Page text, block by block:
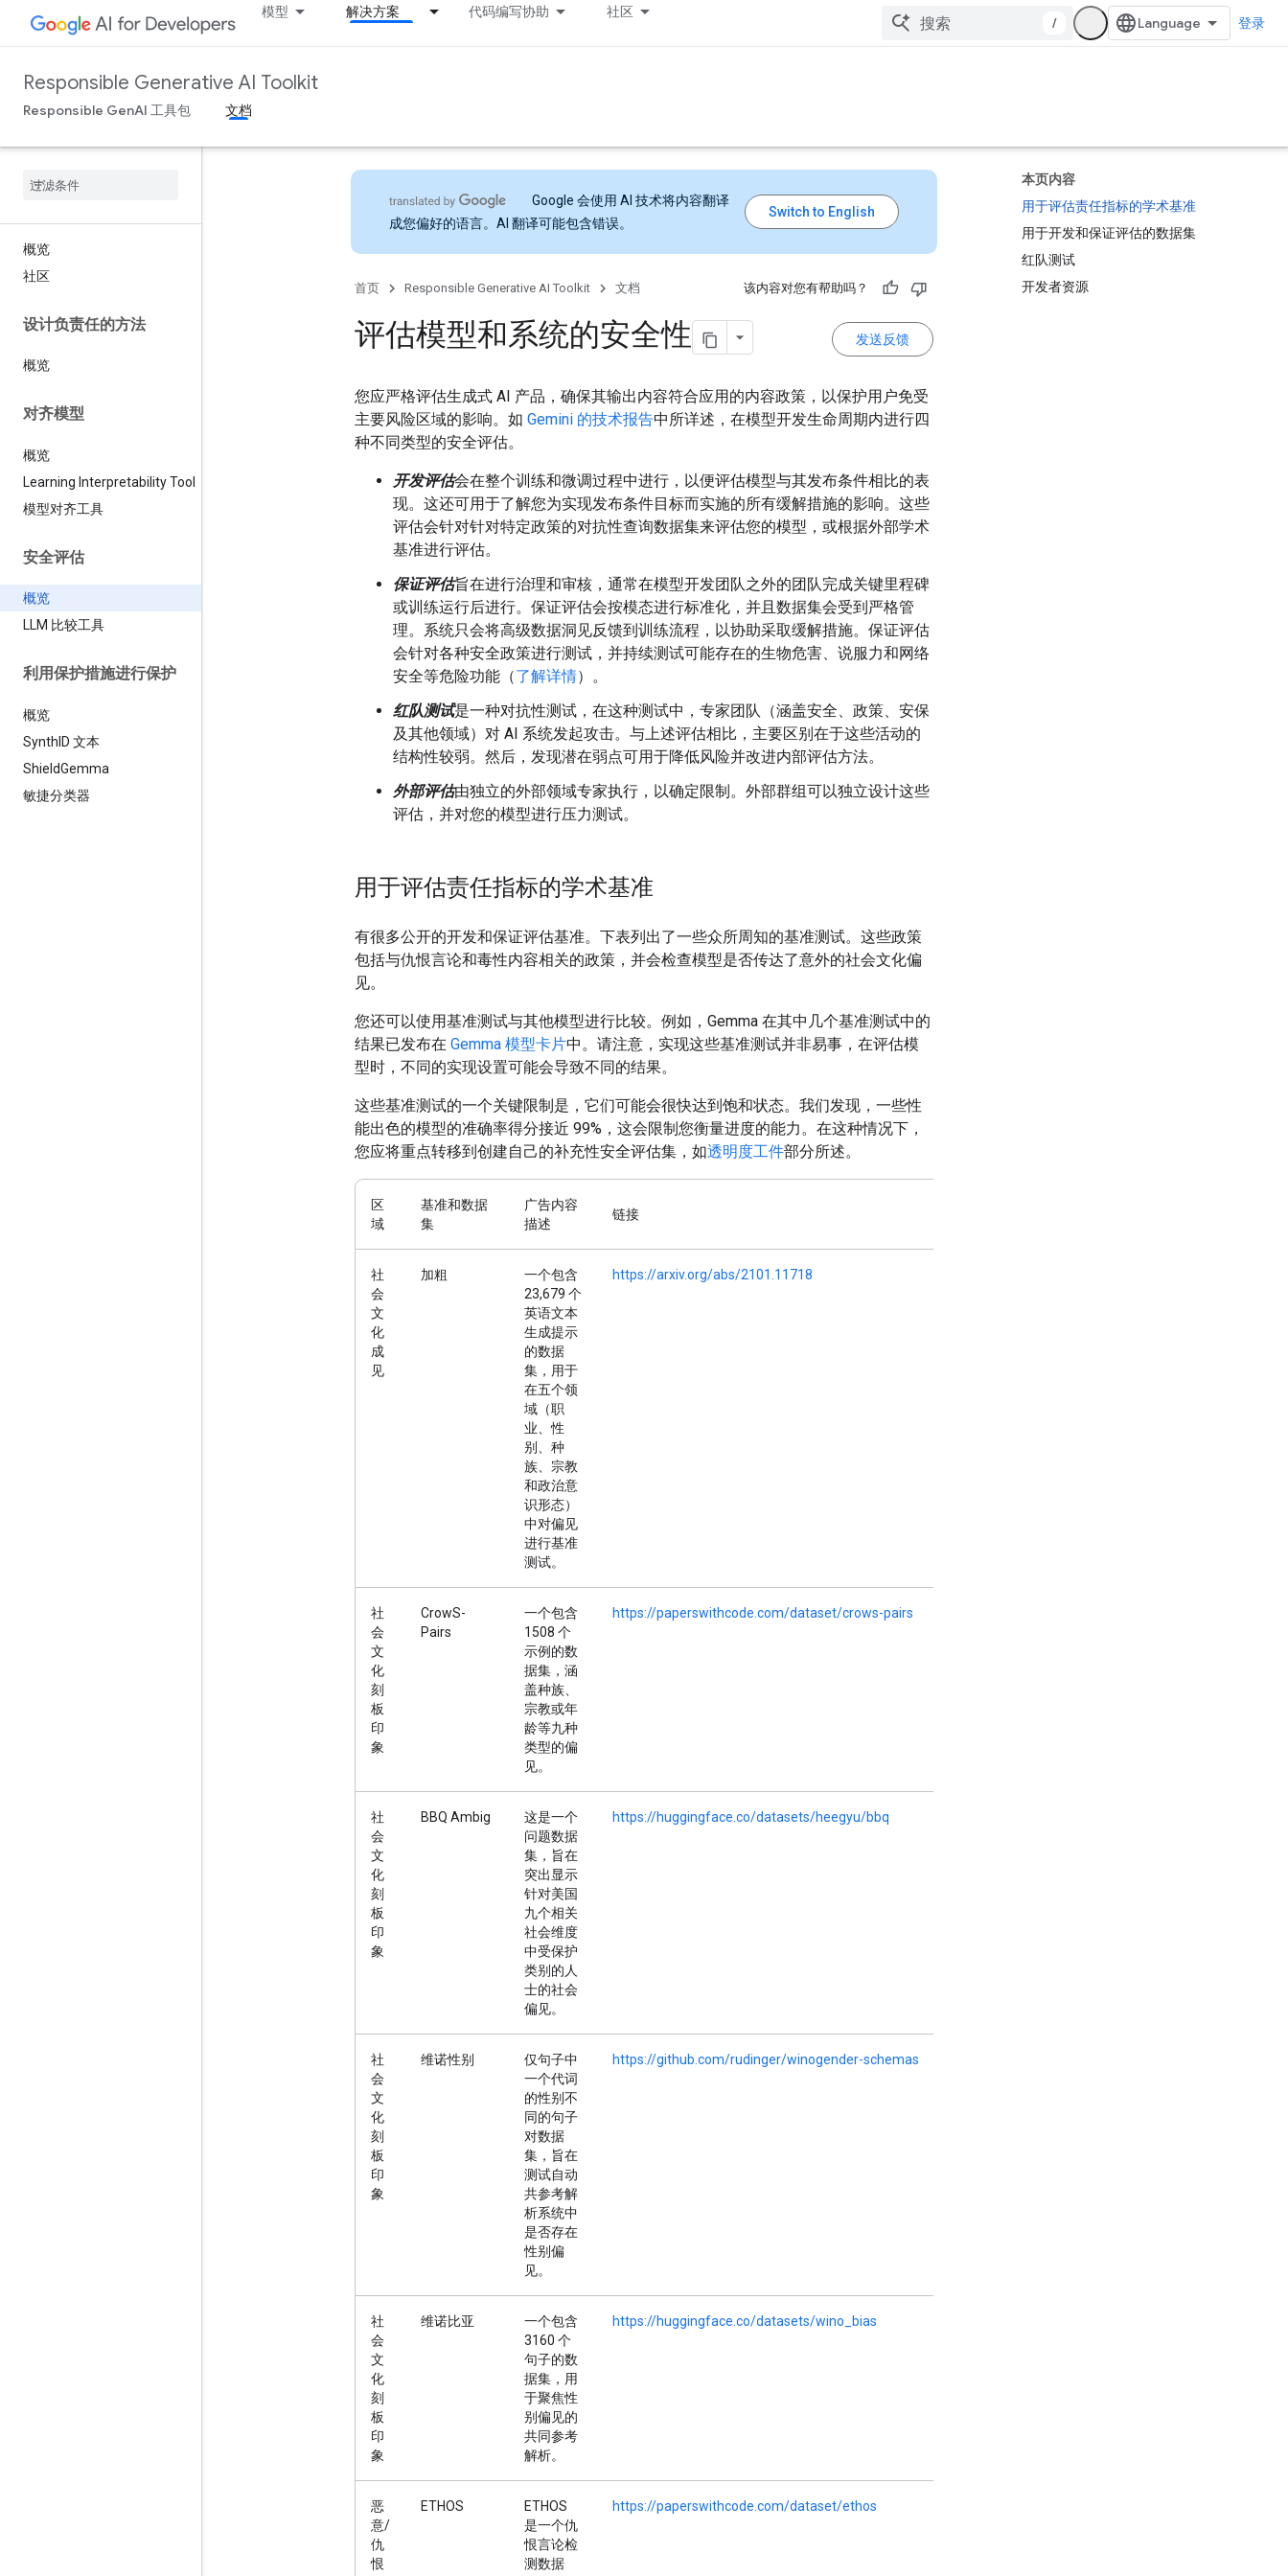
模型 解决方案 代码编写协助 社区
/ 登录
Responsible Generative AI Toolkit
Responsible GenAI 工具包 文档
概览
社区
设计负责任的方法
概览
对齐模型
概览
Learning Interpretability Tool
模型对齐工具
安全评估
概览
LLM 比较工具
利用保护措施进行保护
概览
SynthID 文本
ShieldGemma
敏捷分类器
本页内容
用于评估责任指标的学术基准
用于开发和保证评估的数据集
红队测试
开发者资源
Google 会使用 AI 技术将内容翻译
成您偏好的语言。AI 翻译可能包含错误。
首页 Responsible Generative AI Toolkit 文档 该内容对您有帮助吗？
发送反馈
评估模型和系统的安全性
您应严格评估生成式 AI 产品，确保其输出内容符合应用的内容政策，以保护用户免受
主要风险区域的影响。如 Gemini 的技术报告中所详述，在模型开发生命周期内进行四
种不同类型的安全评估。
开发评估会在整个训练和微调过程中进行，以便评估模型与其发布条件相比的表
现。这还可用于了解您为实现发布条件目标而实施的所有缓解措施的影响。这些
评估会针对针对特定政策的对抗性查询数据集来评估您的模型，或根据外部学术
基准进行评估。
保证评估旨在进行治理和审核，通常在模型开发团队之外的团队完成关键里程碑
或训练运行后进行。保证评估会按模态进行标准化，并且数据集会受到严格管
理。系统只会将高级数据洞见反馈到训练流程，以协助采取缓解措施。保证评估
会针对各种安全政策进行测试，并持续测试可能存在的生物危害、说服力和网络
安全等危险功能（了解详情）。
红队测试是一种对抗性测试，在这种测试中，专家团队（涵盖安全、政策、安保
及其他领域）对 AI 系统发起攻击。与上述评估相比，主要区别在于这些活动的
结构性较弱。然后，发现潜在弱点可用于降低风险并改进内部评估方法。
外部评估由独立的外部领域专家执行，以确定限制。外部群组可以独立设计这些
评估，并对您的模型进行压力测试。
用于评估责任指标的学术基准
有很多公开的开发和保证评估基准。下表列出了一些众所周知的基准测试。这些政策
包括与仇恨言论和毒性内容相关的政策，并会检查模型是否传达了意外的社会文化偏
见。
您还可以使用基准测试与其他模型进行比较。例如，Gemma 在其中几个基准测试中的
结果已发布在 Gemma 模型卡片中。请注意，实现这些基准测试并非易事，在评估模
型时，不同的实现设置可能会导致不同的结果。
这些基准测试的一个关键限制是，它们可能会很快达到饱和状态。我们发现，一些性
能出色的模型的准确率得分接近 99%，这会限制您衡量进度的能力。在这种情况下，
您应将重点转移到创建自己的补充性安全评估集，如透明度工件部分所述。
区
域
基准和数据
集
广告内容
描述
链接
社
会
文
化
成
见
加粗
一个包含
23,679 个
英语文本
生成提示
的数据
集，用于
在五个领
域（职
业、性
别、种
族、宗教
和政治意
识形态）
中对偏见
进行基准
测试。
https://arxiv.org/abs/2101.11718
社
会
文
化
刻
板
印
象
CrowS-
Pairs
一个包含
1508 个
示例的数
据集，涵
盖种族、
宗教或年
龄等九种
类型的偏
见。
https://paperswithcode.com/dataset/crows-pairs
社
会
文
化
刻
板
印
象
BBQ Ambig
这是一个
问题数据
集，旨在
突出显示
针对美国
九个相关
社会维度
中受保护
类别的人
士的社会
偏见。
https://huggingface.co/datasets/heegyu/bbq
社
会
文
化
刻
板
印
象
维诺性别
仅句子中
一个代词
的性别不
同的句子
对数据
集，旨在
测试自动
共参考解
析系统中
是否存在
性别偏
见。
https://github.com/rudinger/winogender-schemas
社
会
文
化
刻
板
印
象
维诺比亚
一个包含
3160 个
句子的数
据集，用
于聚焦性
别偏见的
共同参考
解析。
https://huggingface.co/datasets/wino_bias
恶
意/
仇
恨
ETHOS
ETHOS
是一个仇
恨言论检
测数据
https://paperswithcode.com/dataset/ethos